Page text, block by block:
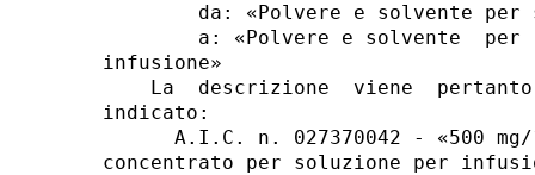
da: «Polvere e solvente
a: «Polvere e solvente  per
infusione»
La  descrizione  viene
indicato:
A.I.C. n. 027370042 - «500
concentrato per soluzione per